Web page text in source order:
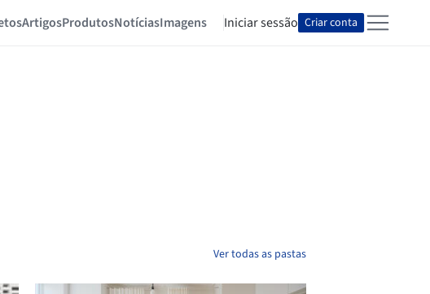
ArtigosProdutosNotíciasImagens Iniciar sessão Criar conta
Ver todas as pastas